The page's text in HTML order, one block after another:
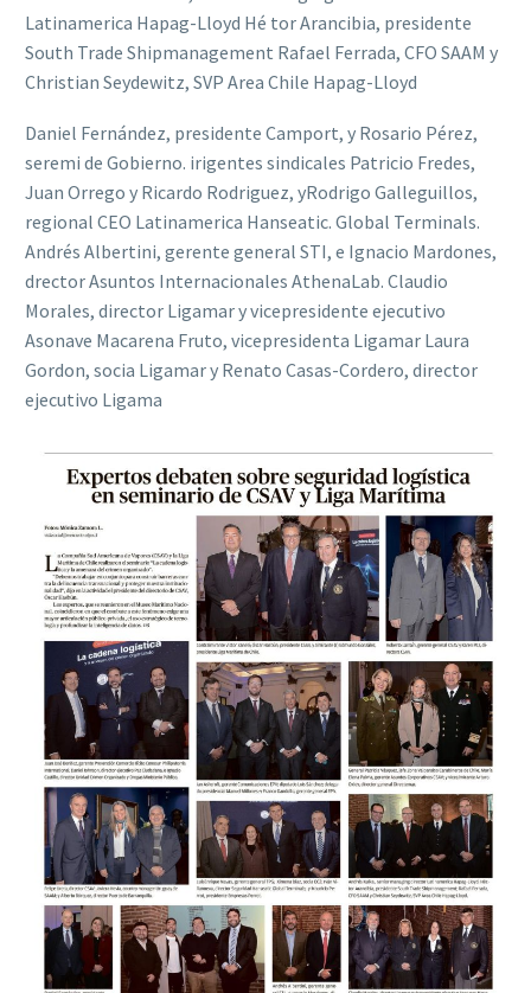
Latinamerica Hapag-Lloyd Hé tor Arancibia, presidente
South Trade Shipmanagement Rafael Ferrada, CFO SAAM y
Christian Seydewitz, SVP Area Chile Hapag-Lloyd
Daniel Fernández, presidente Camport, y Rosario Pérez,
seremi de Gobierno. irigentes sindicales Patricio Fredes,
Juan Orrego y Ricardo Rodriguez, yRodrigo Galleguillos,
regional CEO Latinamerica Hanseatic. Global Terminals.
Andrés Albertini, gerente general STI, e Ignacio Mardones,
drector Asuntos Internacionales AthenaLab. Claudio
Morales, director Ligamar y vicepresidente ejecutivo
Asonave Macarena Fruto, vicepresidenta Ligamar Laura
Gordon, socia Ligamar y Renato Casas-Cordero, director
ejecutivo Ligama